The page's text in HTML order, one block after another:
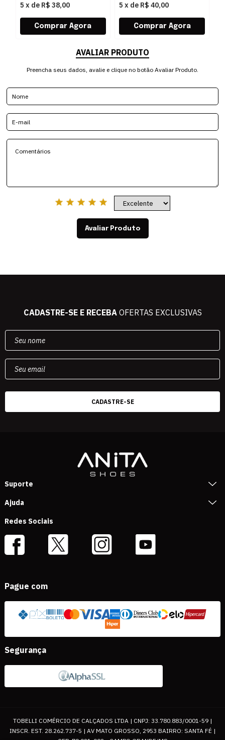
5 x de R$ 38,00 5 x de R$ 40,00
AVALIAR PRODUTO
Preencha seus dados, avalie e clique no botão Avaliar Produto.
Avaliar Produto
CADASTRE-SE E RECEBAOFERTAS EXCLUSIVAS
Suporte
Ajuda
Redes Sociais
Pague com
Segurança
TOBELLI COMÉRCIO DE CALÇADOS LTDA | CNPJ: 33.780.883/0001-59 |
INSCR. EST. 28.262.737-5 | AV MATO GROSSO, 2953 BAIRRO: SANTA FÉ |